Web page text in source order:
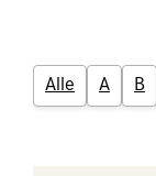
Alle A B